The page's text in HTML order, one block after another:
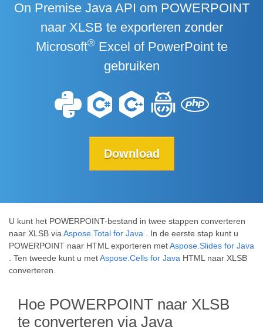
On Premise Java API om POWERPOINT
naar XLSB te exporteren zonder
Microsoft®Excel of PowerPoint te
gebruiken
Download
U kunt het POWERPOINT-bestand in twee stappen converteren
naar XLSB via Aspose.Total for Java . In de eerste stap kunt u
POWERPOINT naar HTML exporteren metAspose.Slides for Java
. Ten tweede kunt u metAspose.Cells for Java HTML naar XLSB
converteren.
Hoe POWERPOINT naar XLSB
te converteren via Java